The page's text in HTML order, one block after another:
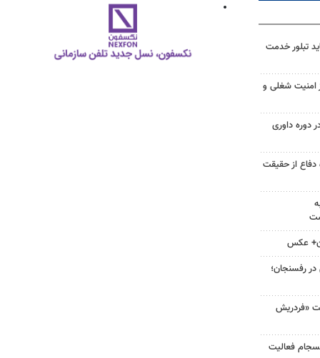
تبلور خدمت
امنیت شغلی و
در دوره داوری
دفاع از حقیقت
عکس
در رفسنجان؛
«فردریش
فعالیت